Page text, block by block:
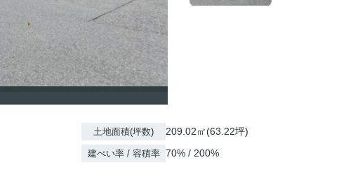
土地面積(坪数) 209.02㎡(63.22坪)
建ぺい率 / 容積率 70% / 200%